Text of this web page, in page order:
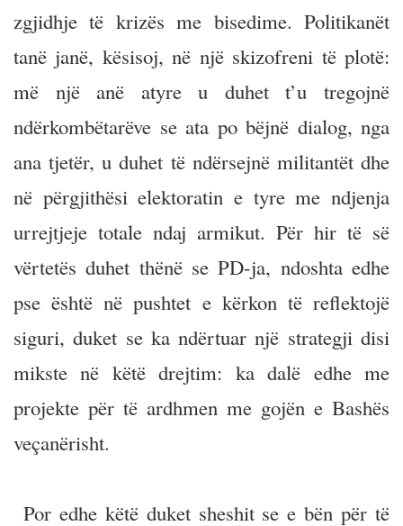
zgjidhje të krizës me bisedime. Politikanët
tanë janë, kësisoj, në një skizofreni të plotë:
më një anë atyre u duhet t’u tregojnë
ndërkombëtarëve se ata po bëjnë dialog, nga
ana tjetër, u duhet të ndërsejnë militantët dhe
në përgjithësi elektoratin e tyre me ndjenja
urrejtjeje totale ndaj armikut. Për hir të së
vërtetës duhet thënë se PD-ja, ndoshta edhe
pse është në pushtet e kërkon të reflektojë
siguri, duket se ka ndërtuar një strategji disi
mikste në këtë drejtim: ka dalë edhe me
projekte për të ardhmen me gojën e Bashës
veçanërisht.
Por edhe këtë duket sheshit se e bën për të